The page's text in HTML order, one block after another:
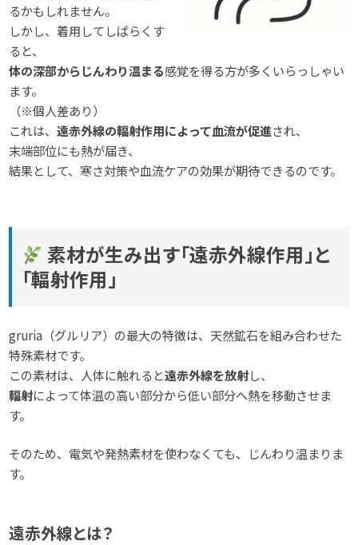
るかもしれません。
しかし、着用してしばらくす
ると、
体の深部からじんわり温まる感覚を得る方が多くいらっしゃい
ます。
（※個人差あり）
これは、遠赤外線の輻射作用によって血流が促進され、
末端部位にも熱が届き、
結果として、寒さ対策や血流ケアの効果が期待できるのです。
素材が生み出す「遠赤外線作用」と
「輻射作用」
gruria（グルリア）の最大の特徴は、天然鉱石を組み合わせた
特殊素材です。
この素材は、人体に触れると遠赤外線を放射し、
輻射によって体温の高い部分から低い部分へ熱を移動させま
す。
そのため、電気や発熱素材を使わなくても、じんわり温まりま
す。
遠赤外線とは？